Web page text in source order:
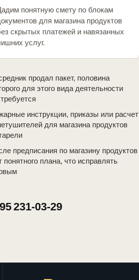
понятную смету по блокам
для магазина продуктов
скрытых платежей и навязанных
услуг.
продал пакет, половина
для этого вида деятельности
инструкции, приказы или расчет
для магазина продуктов
предписания по магазину продуктов
понятного плана, что исправлять
231-03-29